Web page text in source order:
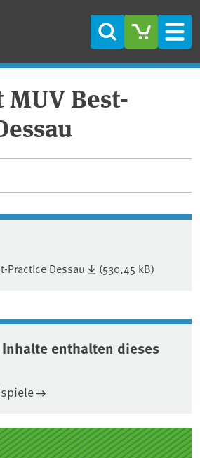
Suche
MUV Best-
Practice Dessau (530,45 kB)
enthalten dieses